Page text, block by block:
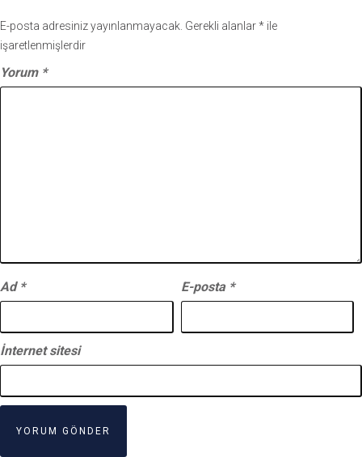
E-posta adresiniz yayınlanmayacak. Gerekli alanlar* ile
işaretlenmişlerdir
Yorum *
Ad * E-posta *
İnternet sitesi